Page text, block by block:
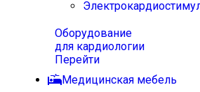
Оборудование
для кардиологии
Перейти
Медицинская мебель